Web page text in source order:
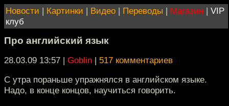
Новости | Картинки | Видео | Переводы | Магазин | VIP
клуб
Про английский язык
28.03.09 13:57 | Goblin | 517 комментариев
С утра пораньше упражнялся в английском языке.
Надо, в конце концов, научиться говорить.